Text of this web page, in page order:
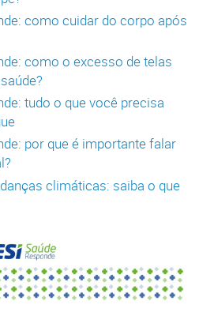
como cuidar do corpo após
como o excesso de telas
tudo o que você precisa
por que é importante falar
climáticas: saiba o que